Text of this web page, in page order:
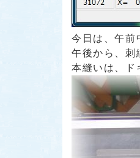
今日は、午前
午後から、刺
本縫いは、ド